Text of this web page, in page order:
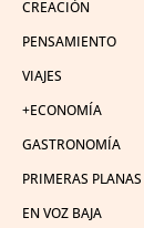
CREACIÓN
PENSAMIENTO
VIAJES
+ECONOMÍA
GASTRONOMÍA
PRIMERAS PLANAS
EN VOZ BAJA